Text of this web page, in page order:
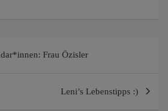
Frau Özisler
Leni’s Lebenstipps :)